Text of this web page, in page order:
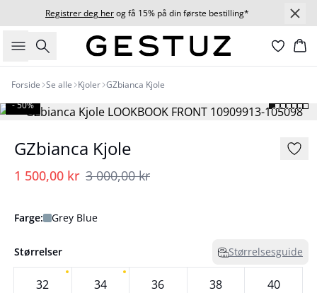
Registrer deg herog få 15% på din første bestilling*
Søk
Forside Se alle Kjoler GZbianca Kjole
- 50%
GZbianca Kjole
1 500,00 kr 3 000,00 kr
Farge: Grey Blue
Størrelser Størrelsesguide
32 34 36 38 40